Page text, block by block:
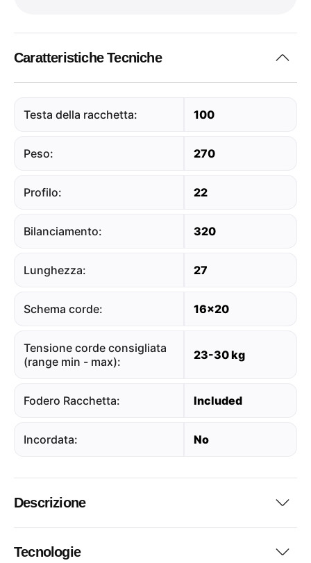
Caratteristiche Tecniche
Testa della racchetta: 100
Peso: 270
Profilo: 22
Bilanciamento: 320
Lunghezza: 27
Schema corde: 16x20
Tensione corde consigliata
(range min - max):
23-30 kg
Fodero Racchetta: Included
Incordata: No
Descrizione
Tecnologie